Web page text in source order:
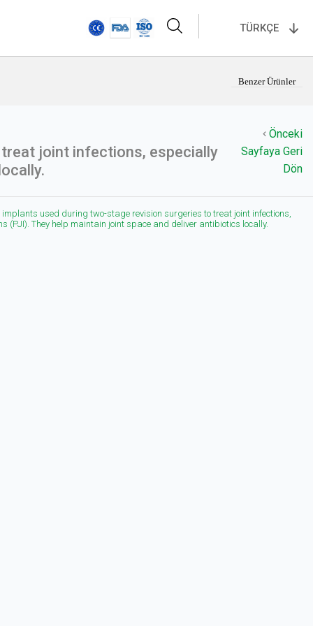
TÜRKÇE
Benzer Ürünler
joint infections, especially
Önceki
Sayfaya Geri
Dön
used during two-stage revision surgeries to treat joint infections,
(PJI). They help maintain joint space and deliver antibiotics locally.